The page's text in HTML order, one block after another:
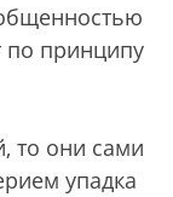
по принципу
то они сами
упадка